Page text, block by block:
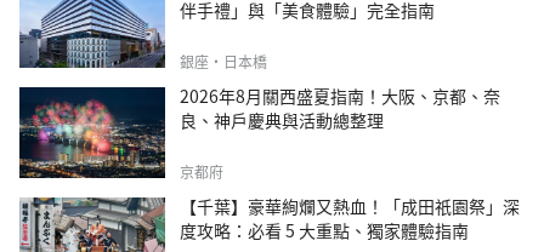
伴手禮」與「美食體驗」完全指南
銀座・日本橋
2026年8月關西盛夏指南！大阪、京都、奈
良、神戶慶典與活動總整理
京都府
【千葉】豪華絢爛又熱血！「成田祇園祭」深
度攻略：必看 5 大重點、獨家體驗指南